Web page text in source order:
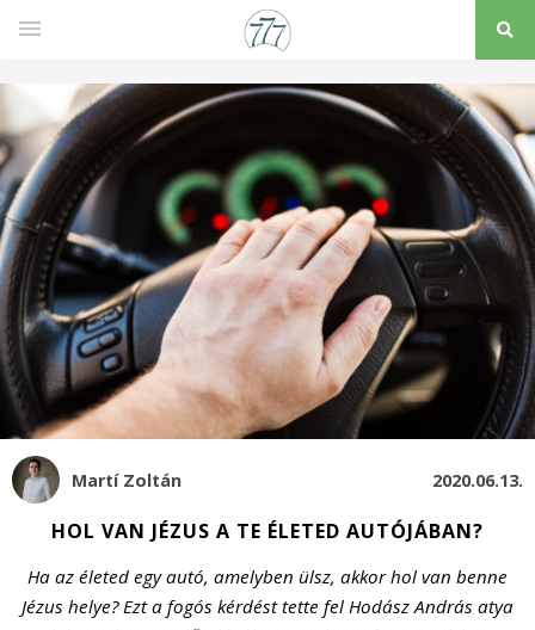
Martí Zoltán 2020.06.13.
HOL VAN JÉZUS A TE ÉLETED AUTÓJÁBAN?
Ha az életed egy autó, amelyben ülsz, akkor hol van benne
Jézus helye? Ezt a fogós kérdést tette fel Hodász András atya